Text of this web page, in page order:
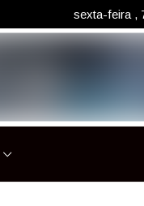
sexta-feira ,